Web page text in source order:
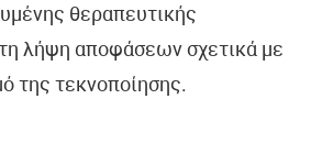
θεραπευτικής
λήψη αποφάσεων σχετικά με
της τεκνοποίησης.